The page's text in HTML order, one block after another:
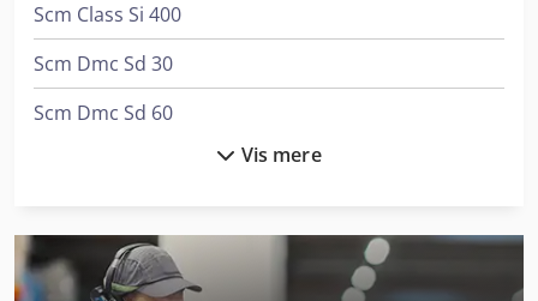
Scm Class Si 400
Scm Dmc Sd 30
Scm Dmc Sd 60
Scm L'invincibile Fs 7
Scm L'invincibile Ti 5
Vis mere